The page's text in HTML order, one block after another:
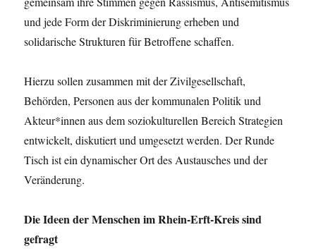
und jede Form der Diskriminierung erheben und
solidarische Strukturen für Betroffene schaffen.
Hierzu sollen zusammen mit der Zivilgesellschaft,
Behörden, Personen aus der kommunalen Politik und
Akteur*innen aus dem soziokulturellen Bereich Strategien
entwickelt, diskutiert und umgesetzt werden. Der Runde
Tisch ist ein dynamischer Ort des Austausches und der
Veränderung.
Die Ideen der Menschen im Rhein-Erft-Kreis sind
gefragt